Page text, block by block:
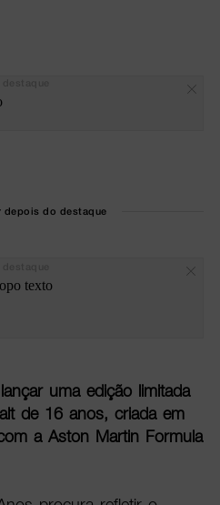
depois do destaque
uma edição limitada
de 16 anos, criada em
a Aston Martin Formula